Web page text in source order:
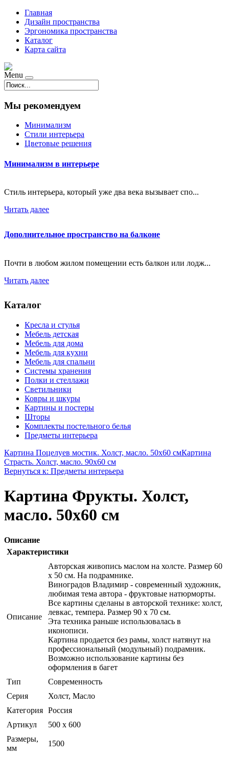
Главная
Дизайн пространства
Эргономика пространства
Каталог
Карта сайта
Menu
Мы рекомендуем
Минимализм
Стили интерьера
Цветовые решения
Минимализм в интерьере
Стиль интерьера, который уже два века вызывает спо...
Читать далее
Дополнительное пространство на балконе
Почти в любом жилом помещении есть балкон или лодж...
Читать далее
Каталог
Кресла и стулья
Мебель детская
Мебель для дома
Мебель для кухни
Мебель для спальни
Системы хранения
Полки и стеллажи
Светильники
Ковры и шкуры
Картины и постеры
Шторы
Комплекты постельного белья
Предметы интерьера
Картина Поцелуев мостик. Холст, масло. 50х60 смКартина
Страсть. Холст, масло. 90х60 см
Вернуться к: Предметы интерьера
Картина Фрукты. Холст,
масло. 50х60 см
Описание
Характеристики
Описание
Авторская живопись маслом на холсте. Размер 60
х 50 см. На подрамнике.
Виноградов Владимир - современный художник,
любимая тема автора - фруктовые натюрморты.
Все картины сделаны в авторской технике: холст,
левкас, темпера. Размер 90 х 70 см.
Эта техника раньше использовалась в
иконописи.
Картина продается без рамы, холст натянут на
профессиональный (модульный) подрамник.
Возможно использование картины без
оформления в багет
Тип
Современность
Серия
Холст, Масло
Категория Россия
Артикул
500 х 600
Размеры,
мм
1500